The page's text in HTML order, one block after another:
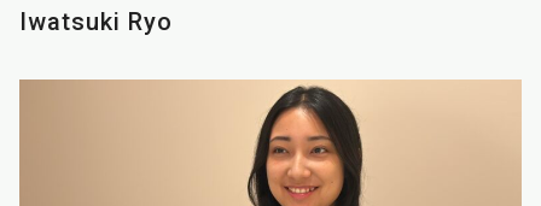
Iwatsuki Ryo